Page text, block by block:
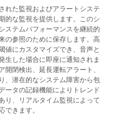
れた監視およびアラートシステ
的な監視を提供します。このシ
ステムパフォーマンスを継続的
の参照のために保存します。高
値にカスタマイズでき、音声と
生した場合に即座に通知されま
閉検出、延長運転アラート、
、潜在的なシステム障害から包
ータの記録機能によりトレンド
り、リアルタイム監視によって
きます。